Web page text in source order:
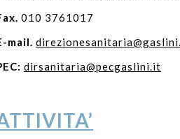
010 3761017
mail.
dirsanitaria@pecgaslini.it